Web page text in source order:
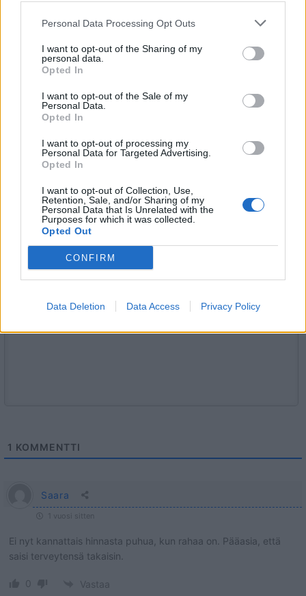
Personal Data Processing Opt Outs
I want to opt-out of the Sharing of my
personal data.
Opted In
I want to opt-out of the Sale of my
Personal Data.
Opted In
I want to opt-out of processing my
Personal Data for Targeted Advertising.
Opted In
I want to opt-out of Collection, Use,
Retention, Sale, and/or Sharing of my
Personal Data that Is Unrelated with the
Purposes for which it was collected.
Opted Out
CONFIRM
Data Deletion Data Access Privacy Policy
Teksti: Toimitus
Aivosyöpä Olga Temonen
Syöpähoito
Kommenttiosio
Heräsikö ajatuksia? Kerro mielipiteesi.
sääntöihin.
✨ Nimikone
1 KOMMENTTI
Saara
1 vuosi sitten
Ei nyt kannattais hinnasta puhua, kun rahaa on. Pääasia, että
saisi terveytensä takaisin.
0 Vastaa